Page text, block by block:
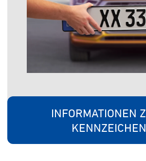
INFORMATIONEN
KENNZEICHEN